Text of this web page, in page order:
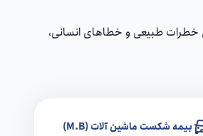
خطرات طبیعی و خطاهای انسانی،
بیمه شکست ماشین آلات (M.B)